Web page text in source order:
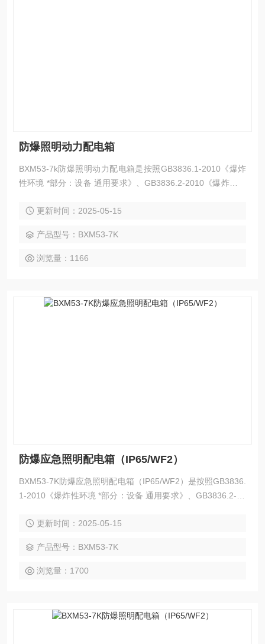
防爆照明动力配电箱
BXM53-7k防爆照明动力配电箱是按照GB3836.1-2010《爆炸
性环境 *部分：设备 通用要求》、GB3836.2-2010《爆炸性环
《爆炸性环境 第三部分：由增安型“e“保护的设备》标准设计
更新时间：2025-05-15
产品型号：BXM53-7K
浏览量：1166
防爆应急照明配电箱（IP65/WF2）
BXM53-7K防爆应急照明配电箱（IP65/WF2）是按照GB3836.
1-2010《爆炸性环境 *部分：设备 通用要求》、GB3836.2-20
3836.3-2010《爆炸性环境 第三部分：由增安型“e“保护的设
更新时间：2025-05-15
产品型号：BXM53-7K
浏览量：1700